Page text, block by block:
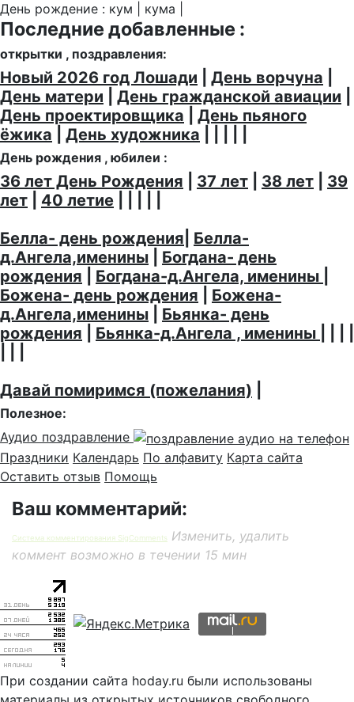
День рождение : кум | кума |
Последние добавленные :
открытки , поздравления:
Новый 2026 год Лошади День ворчуна
День матери
День гражданской авиации
День проектировщика
День пьяного
ёжика
День художника
День рождения , юбилеи :
36 лет День Рождения 37 лет 38 лет
39
лет
40 летие
Белла- день рождения Белла-
д.Ангела,именины
Богдана- день
рождения
Богдана-д.Ангела, именины
Божена- день рождения
Божена-
д.Ангела,именины
Бьянка- день
рождения
Бьянка-д.Ангела , именины
Давай помиримся (пожелания)
Полезное:
Аудио поздравление
Праздники Календарь По алфавиту Карта сайта
Оставить отзыв Помощь
Ваш комментарий:
Система комментирования SigComments
Изменить, удалить
коммент возможно в течении 15 мин
При создании сайта hoday.ru были использованы